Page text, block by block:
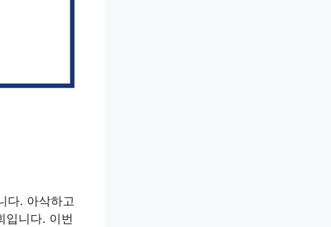
다. 아삭하고
입니다. 이번